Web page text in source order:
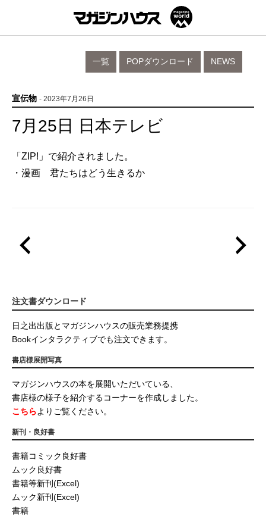
NEWS
POPダウンロード
一覧
宣伝物 - 2023年7月26日
7月25日 日本テレビ
「ZIP!」で紹介されました。
・漫画 君たちはどう生きるか
注文書ダウンロード
日之出出版とマガジンハウスの販売業務提携
Bookインタラクティブでも注文できます。
書店様展開写真
マガジンハウスの本を展開いただいている、
書店様の様子を紹介するコーナーを作成しました。
こちらよりご覧ください。
新刊・良好書
書籍コミック良好書
ムック良好書
書籍等新刊(Excel)
ムック新刊(Excel)
書籍